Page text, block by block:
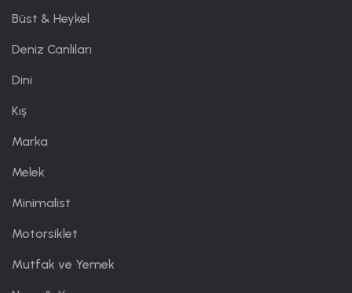
Büst & Heykel
Deniz Canlıları
Dini
Kış
Marka
Melek
Minimalist
Motorsiklet
Mutfak ve Yemek